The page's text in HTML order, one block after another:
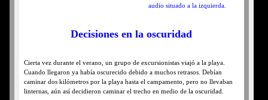
audio situado a la izquierda.
Decisiones en la oscuridad
Cierta vez durante el verano, un grupo de excursionistas viajó a la playa.
Cuando llegaron ya había oscurecido debido a muchos retrasos. Debían
caminar dos kilómetros por la playa hasta el campamento, pero no llevaban
linternas, aún así decidieron caminar el trecho en medio de la oscuridad.